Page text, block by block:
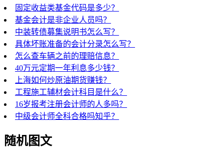
固定收益类基金代码是多少？
基金会计是非企业人员吗？
中装转债募集说明书怎么写？
具体坏账准备的会计分录怎么写？
怎么查车辆之前的理赔信息？
40万元定期一年利息多少钱？
上海如何炒原油期货赚钱？
工程施工辅材会计科目是什么？
16岁报考注册会计师的人多吗？
中级会计师全科合格吗知乎？
随机图文